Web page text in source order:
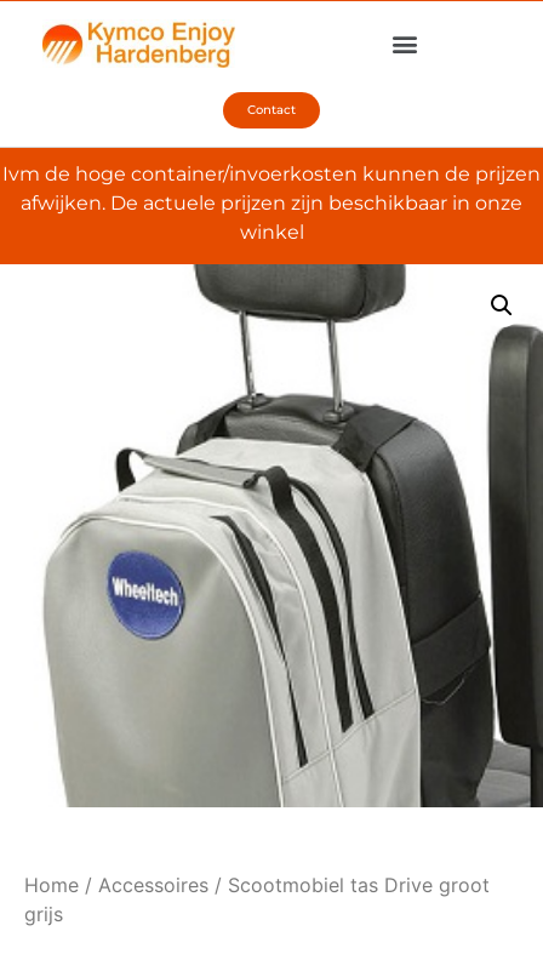
Contact
Ivm de hoge container/invoerkosten kunnen de prijzen
afwijken. De actuele prijzen zijn beschikbaar in onze
winkel
Home / Accessoires / Scootmobiel tas Drive groot
grijs